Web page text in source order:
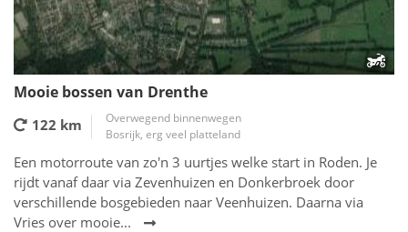
Mooie bossen van Drenthe
122 km
Overwegend binnenwegen
Bosrijk, erg veel platteland
Een motorroute van zo'n 3 uurtjes welke start in Roden. Je
rijdt vanaf daar via Zevenhuizen en Donkerbroek door
verschillende bosgebieden naar Veenhuizen. Daarna via
Vries over mooie...